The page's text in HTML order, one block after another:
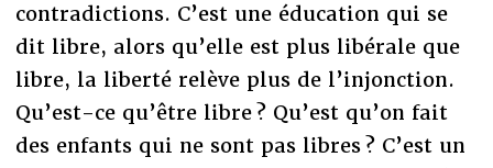
contradictions. C’est une éducation qui se
dit libre, alors qu’elle est plus libérale que
libre, la liberté relève plus de l’injonction.
Qu’est-ce qu’être libre ? Qu’est qu’on fait
des enfants qui ne sont pas libres ? C’est un